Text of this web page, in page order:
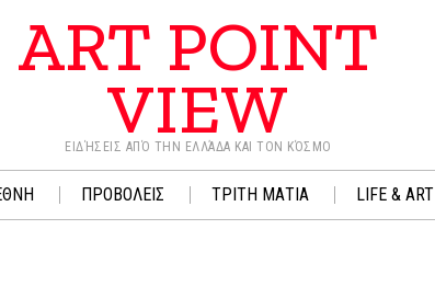
ART POINT
VIEW
ΕΙΔΉΣΕΙΣ ΑΠΌ ΤΗΝ ΕΛΛΆΔΑ ΚΑΙ ΤΟΝ ΚΌΣΜΟ
ΠΡΟΒΟΛΕΙΣ ΤΡΙΤΗ ΜΑΤΙΑ LIFE & ART